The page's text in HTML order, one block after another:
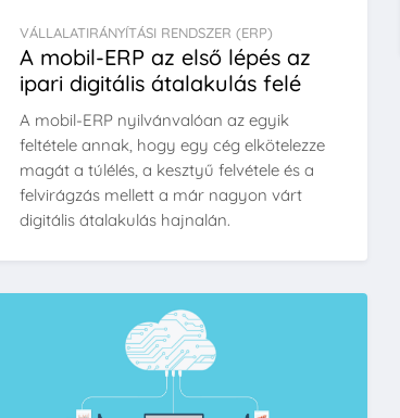
VÁLLALATIRÁNYÍTÁSI RENDSZER (ERP)
A mobil-ERP az első lépés az
ipari digitális átalakulás felé
A mobil-ERP nyilvánvalóan az egyik
feltétele annak, hogy egy cég elkötelezze
magát a túlélés, a kesztyű felvétele és a
felvirágzás mellett a már nagyon várt
digitális átalakulás hajnalán.